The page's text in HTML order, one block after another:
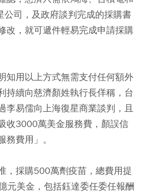
公司，及政府談判完成的採購書
改，就可遞件輕易完成申請採購
知用以上方式無需支付任何額外
持續向慈濟顏姓執行長佯稱，台
李易儒向上海復星商業談判，且
收3000萬美金服務費，顏誤信
務費用」。
，採購500萬劑疫苗，總費用提
元美金，包括鈺達委任委任報酬